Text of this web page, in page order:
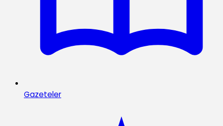
Gazeteler